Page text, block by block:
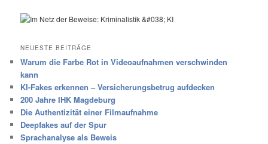
NEUESTE BEITRÄGE
Warum die Farbe Rot in Videoaufnahmen verschwinden
kann
KI-Fakes erkennen – Versicherungsbetrug aufdecken
200 Jahre IHK Magdeburg
Die Authentizität einer Filmaufnahme
Deepfakes auf der Spur
Sprachanalyse als Beweis